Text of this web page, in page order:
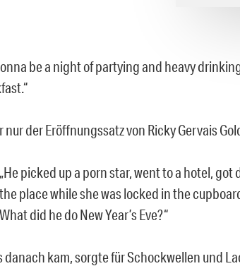
be a night of partying and heavy
der Eröffnungssatz von Ricky Gervais
„He picked up a porn star, went to a hotel,
the place while she was locked in the
What did he do New Year’s Eve?“
kam, sorgte für Schockwellen und